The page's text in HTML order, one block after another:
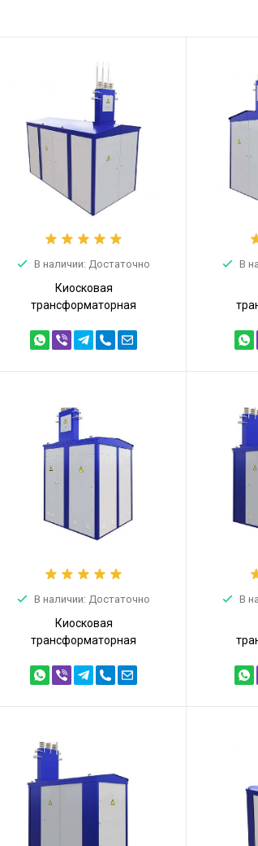
В наличии: Достаточно
Киосковая
трансформаторная
6/0,4 (КТПТ-1600/6/0,4)
В
10/0,4
В наличии: Достаточно
Киосковая
трансформаторная
6/0,4 (КТПТ-630/6/0,4)
В
10/